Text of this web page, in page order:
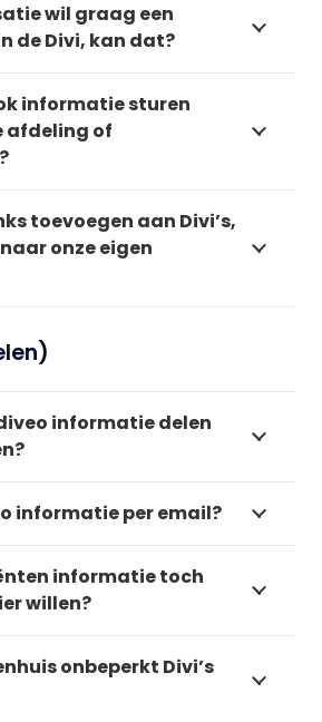
wil graag een
de Divi, kan dat?
informatie sturen
afdeling of
toevoegen aan Divi’s,
onze eigen
informatie delen
informatie per email?
informatie toch
willen?
onbeperkt Divi’s